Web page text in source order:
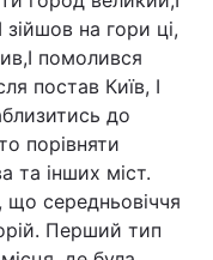
на гори ці,
помолився
постав Київ, І
до
порівняти
та інших міст.
середньовіччя
Перший тип